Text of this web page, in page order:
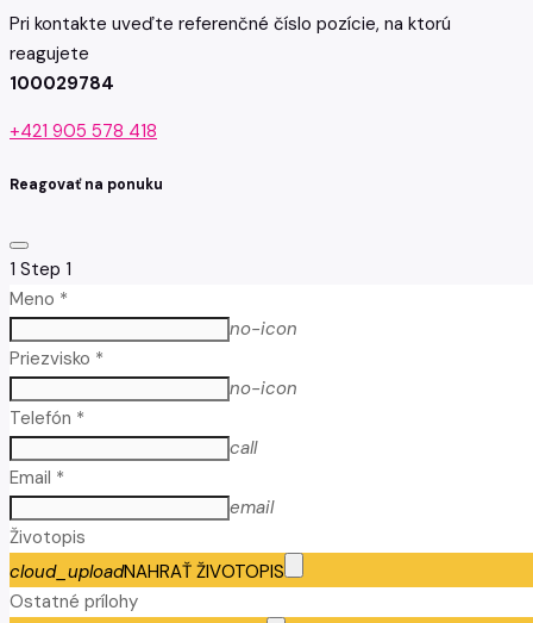
Pri kontakte uveďte referenčné číslo pozície, na ktorú
reagujete
100029784
+421 905 578 418
Reagovať na ponuku
1 Step 1
Meno *
no-icon
Priezvisko *
no-icon
Telefón *
call
Email *
email
Životopis
cloud_uploadNAHRAŤ ŽIVOTOPIS
Ostatné prílohy